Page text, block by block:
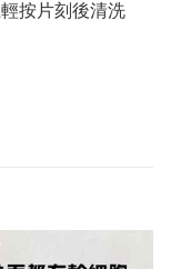
按片刻後清洗